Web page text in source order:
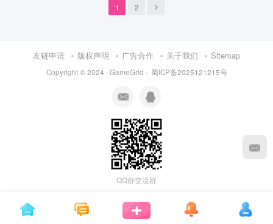
1 2
友链申请 版权声明 广告合作 关于我们 Sitemap
Copyright © 2024 · GameGrid · 蜀ICP备2025121215号
QQ群交流群